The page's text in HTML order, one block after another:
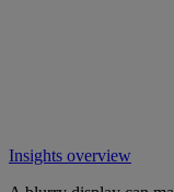
Insights overview